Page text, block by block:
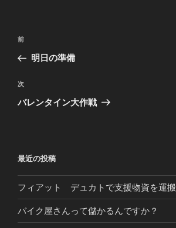
投
ナ
ビ
ゲ
ン
前
の
稿
前
明日の準備
次
の
次
バレンタイン大作戦
最近の投稿
フィアット デュカトで支援物資を運搬
バイク屋さんって儲かるんですか？